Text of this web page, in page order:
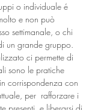
o individuale é
e non può
settimanale, o chi
un grande gruppo.
ci permette di
sono le pratiche
corrispondenza con
per  rafforzare i